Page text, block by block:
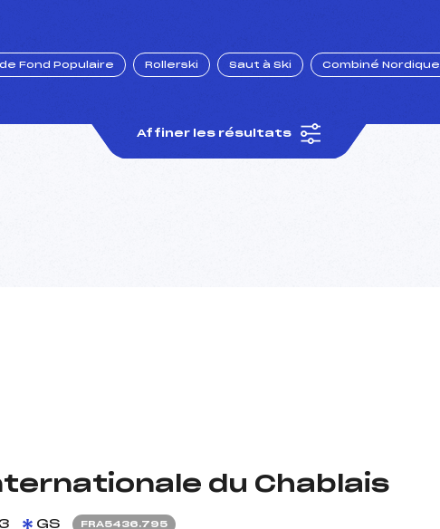
Fond Populaire Rollerski Saut à Ski Combiné Nordique
Affiner les résultats
du Chablais
GS FRA5436.795